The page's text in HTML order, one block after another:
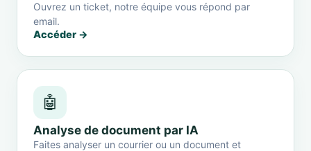
Ouvrez un ticket, notre équipe vous répond par
email.
Accéder →
🤖
Analyse de document par IA
Faites analyser un courrier ou un document et